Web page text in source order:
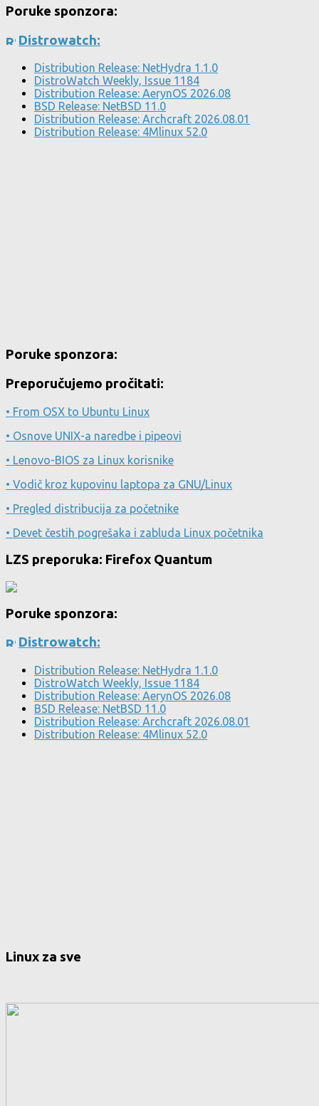
Poruke sponzora:
Distrowatch:
Distribution Release: NetHydra 1.1.0
DistroWatch Weekly, Issue 1184
Distribution Release: AerynOS 2026.08
BSD Release: NetBSD 11.0
Distribution Release: Archcraft 2026.08.01
Distribution Release: 4Mlinux 52.0
Poruke sponzora:
Preporučujemo pročitati:
• From OSX to Ubuntu Linux
• Osnove UNIX-a naredbe i pipeovi
• Lenovo-BIOS za Linux korisnike
• Vodič kroz kupovinu laptopa za GNU/Linux
• Pregled distribucija za početnike
• Devet čestih pogrešaka i zabluda Linux početnika
LZS preporuka: Firefox Quantum
Poruke sponzora:
Distrowatch:
Distribution Release: NetHydra 1.1.0
DistroWatch Weekly, Issue 1184
Distribution Release: AerynOS 2026.08
BSD Release: NetBSD 11.0
Distribution Release: Archcraft 2026.08.01
Distribution Release: 4Mlinux 52.0
Linux za sve